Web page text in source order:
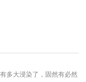
多大浸染了，固然有必然